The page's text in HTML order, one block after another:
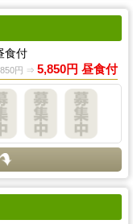
食付
円 ⇒ 5,850円 昼食付